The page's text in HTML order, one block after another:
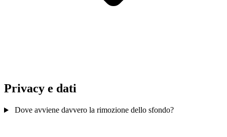
Privacy e dati
Dove avviene davvero la rimozione dello sfondo?